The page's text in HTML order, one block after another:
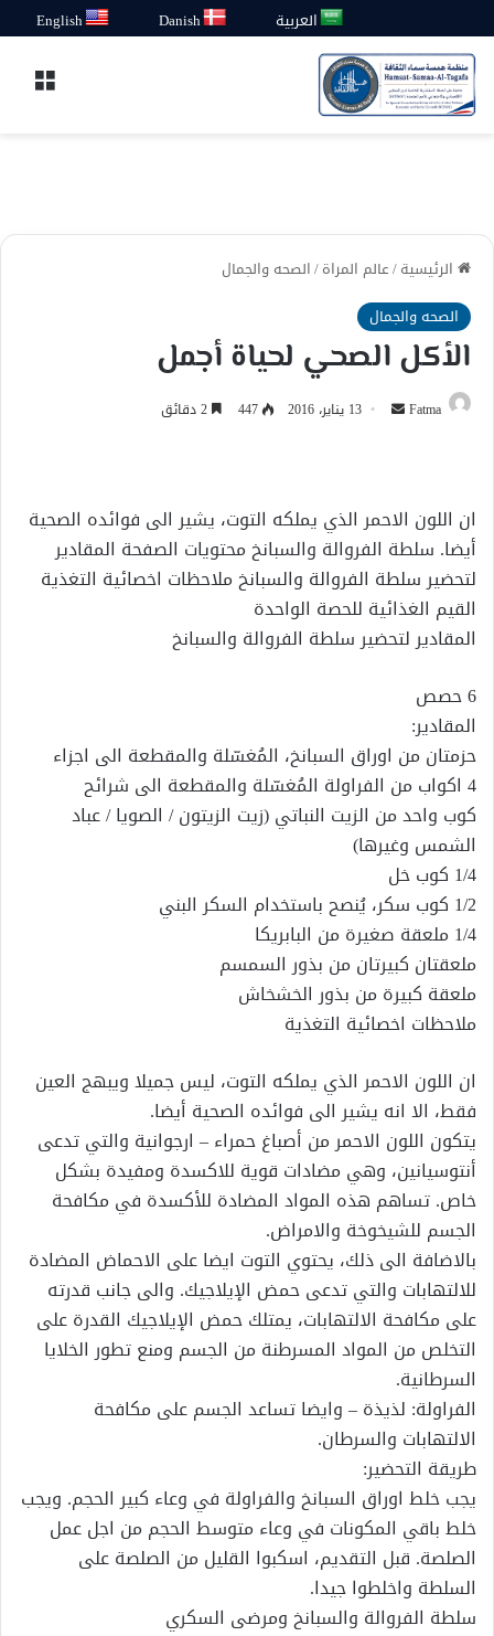
العربية Danish
English
الرئيسية/عالم المراة/الصحه والجمال
الصحه والجمال
الأكل الصحي لحياة أجمل
Fatma
أرسل 13 يناير، 2016 447
ان اللون الاحمر الذي يملكه التوت، يشير الى فوائده الصحية
أيضا. سلطة الفروالة والسبانخ محتويات الصفحة المقادير
لتحضير سلطة الفروالة والسبانخ ملاحظات اخصائية التغذية
القيم الغذائية للحصة الواحدة‎
المقادير لتحضير سلطة الفروالة والسبانخ
6 حصص
المقادير:
حزمتان من اوراق السبانخ، المُغسّلة والمقطعة الى اجزاء
4 اكواب من الفراولة المُغسّلة والمقطعة الى شرائح
كوب واحد من الزيت النباتي (زيت الزيتون / الصويا / عباد
الشمس وغيرها)
1/4 كوب خل
1/2 كوب سكر، يُنصح باستخدام السكر البني
1/4 ملعقة صغيرة من البابريكا
ملعقتان كبيرتان من بذور السمسم
ملعقة كبيرة من بذور الخشخاش
ملاحظات اخصائية التغذية
ان اللون الاحمر الذي يملكه التوت، ليس جميلا ويبهج العين
فقط، الا انه يشير الى فوائده الصحية أيضا.
يتكون اللون الاحمر من أصباغ حمراء – ارجوانية والتي تدعى
أنتوسيانين، وهي مضادات قوية للاكسدة ومفيدة بشكل
خاص. تساهم هذه المواد المضادة للأكسدة في مكافحة
الجسم للشيخوخة والامراض.
بالاضافة الى ذلك، يحتوي التوت ايضا على الاحماض المضادة
للالتهابات والتي تدعى حمض الإيلاجيك. والى جانب قدرته
على مكافحة الالتهابات، يمتلك حمض الإيلاجيك القدرة على
التخلص من المواد المسرطنة من الجسم ومنع تطور الخلايا
السرطانية.
الفراولة: لذيذة – وايضا تساعد الجسم على مكافحة
الالتهابات والسرطان.
طريقة التحضير:
يجب خلط اوراق السبانخ والفراولة في وعاء كبير الحجم. ويجب
خلط باقي المكونات في وعاء متوسط الحجم من اجل عمل
الصلصة. قبل التقديم، اسكبوا القليل من الصلصة على
السلطة واخلطوا جيدا.
سلطة الفروالة والسبانخ ومرضى السكري